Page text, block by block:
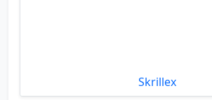
Skrillex